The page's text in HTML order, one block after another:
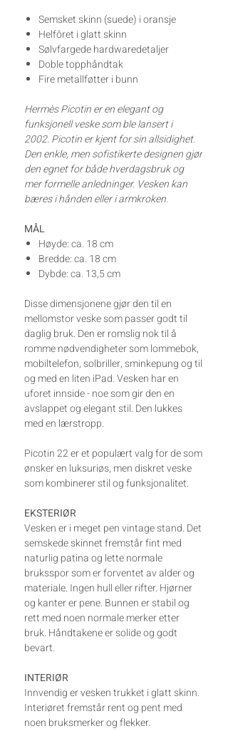
Semsket skinn (suede) i oransje
Helfôret i glatt skinn
Sølvfargede hardwaredetaljer
Doble topphåndtak
Fire metallføtter i bunn
Hermès Picotin er en elegant og
funksjonell veske som ble lansert i
2002. Picotin er kjent for sin allsidighet.
Den enkle, men sofistikerte designen gjør
den egnet for både hverdagsbruk og
mer formelle anledninger. Vesken kan
bæres i hånden eller i armkroken.
MÅL
Høyde: ca. 18 cm
Bredde: ca. 18 cm
Dybde: ca. 13,5 cm
Disse dimensjonene gjør den til en
mellomstor veske som passer godt til
daglig bruk. Den er romslig nok til å
romme nødvendigheter som lommebok,
mobiltelefon, solbriller, sminkepung og til
og med en liten iPad.Vesken har en
uforet innside -noe som gir den en
avslappet og elegant stil. Den lukkes
med en lærstropp.
Picotin 22 er et populært valg for de som
ønsker en luksuriøs, men diskret veske
som kombinerer stil og funksjonalitet.
EKSTERIØR
Vesken er i meget pen vintage stand. Det
semskede skinnet fremstår fint med
naturlig patina og lette normale
bruksspor som er forventet av alder og
materiale. Ingen hull eller rifter. Hjørner
og kanter er pene. Bunnen er stabil og
rett med noen normale merker etter
bruk. Håndtakene er solide og godt
bevart.
INTERIØR
Innvendig er vesken trukket i glatt skinn.
Interiøret fremstår rent og pent med
noen bruksmerker og flekker.